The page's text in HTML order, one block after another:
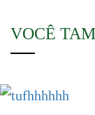
VOCÊ